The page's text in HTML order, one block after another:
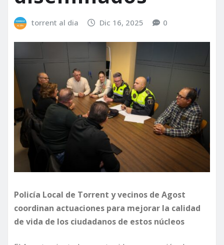
torrent al dia Dic 16, 2025 0
Policía Local de Torrent y vecinos de Agost
coordinan actuaciones para mejorar la calidad
de vida de los ciudadanos de estos núcleos